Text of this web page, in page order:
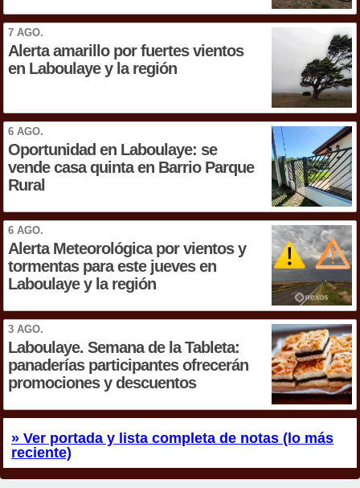
7 AGO.
Alerta amarillo por fuertes vientos
en Laboulaye y la región
6 AGO.
Oportunidad en Laboulaye: se
vende casa quinta en Barrio Parque
Rural
6 AGO.
Alerta Meteorológica por vientos y
tormentas para este jueves en
Laboulaye y la región
3 AGO.
Laboulaye. Semana de la Tableta:
panaderías participantes ofrecerán
promociones y descuentos
» Ver portada y lista completa de notas (lo más
reciente)